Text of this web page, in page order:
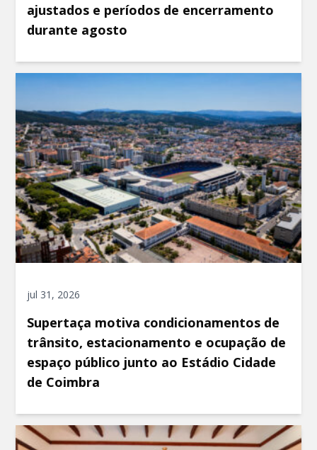
ajustados e períodos de encerramento
durante agosto
jul 31, 2026
Supertaça motiva condicionamentos de
trânsito, estacionamento e ocupação de
espaço público junto ao Estádio Cidade
de Coimbra